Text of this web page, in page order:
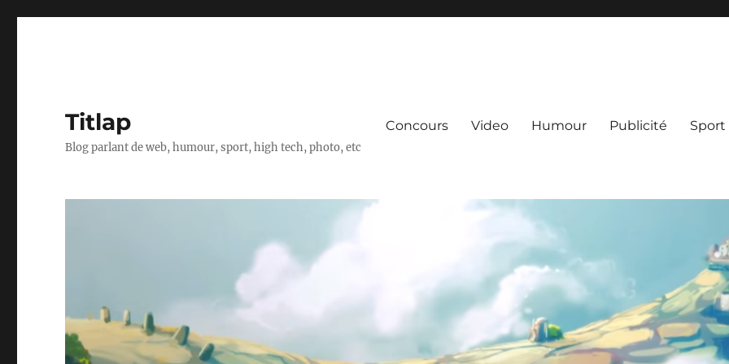
Titlap
Blog parlant de web, humour, sport, high tech, photo, etc
Concours Video Humour Publicité Sport